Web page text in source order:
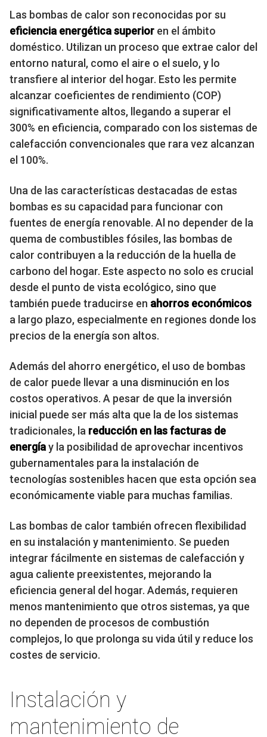
Las bombas de calor son reconocidas por su
eficiencia energética superior en el ámbito
doméstico. Utilizan un proceso que extrae calor del
entorno natural, como el aire o el suelo, y lo
transfiere al interior del hogar. Esto les permite
alcanzar coeficientes de rendimiento (COP)
significativamente altos, llegando a superar el
300% en eficiencia, comparado con los sistemas de
calefacción convencionales que rara vez alcanzan
el 100%.
Una de las características destacadas de estas
bombas es su capacidad para funcionar con
fuentes de energía renovable. Al no depender de la
quema de combustibles fósiles, las bombas de
calor contribuyen a la reducción de la huella de
carbono del hogar. Este aspecto no solo es crucial
desde el punto de vista ecológico, sino que
también puede traducirse en ahorros económicos
a largo plazo, especialmente en regiones donde los
precios de la energía son altos.
Además del ahorro energético, el uso de bombas
de calor puede llevar a una disminución en los
costos operativos. A pesar de que la inversión
inicial puede ser más alta que la de los sistemas
tradicionales, la reducción en las facturas de
energíay la posibilidad de aprovechar incentivos
gubernamentales para la instalación de
tecnologías sostenibles hacen que esta opción sea
económicamente viable para muchas familias.
Las bombas de calor también ofrecen flexibilidad
en su instalación y mantenimiento. Se pueden
integrar fácilmente en sistemas de calefacción y
agua caliente preexistentes, mejorando la
eficiencia general del hogar. Además, requieren
menos mantenimiento que otros sistemas, ya que
no dependen de procesos de combustión
complejos, lo que prolonga su vida útil y reduce los
costes de servicio.
Instalación y
mantenimiento de